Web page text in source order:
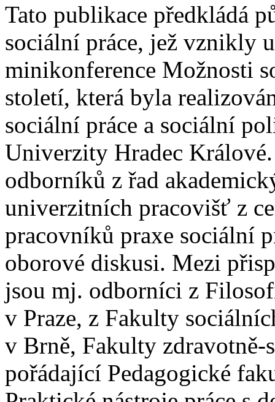
Tato publikace předkládá
sociální práce, jež vznikly
minikonference Možnosti
století, která byla
sociální práce a sociální
Univerzity Hradec
odborníků z řad
univerzitních pracovišť z
pracovníků praxe sociální
oborové diskusi. Mezi
jsou mj. odborníci z
v Praze, z Fakulty
v Brně, Fakulty
pořádající Pedagogické